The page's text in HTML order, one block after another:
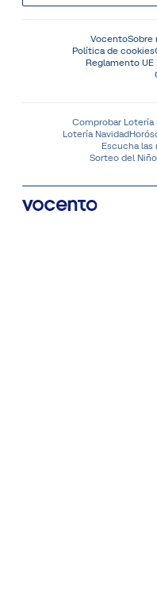
VocentoSobre
Política de cookies
Reglamento
Comprobar Lotería
Lotería Navidad
Escucha
Sorteo del